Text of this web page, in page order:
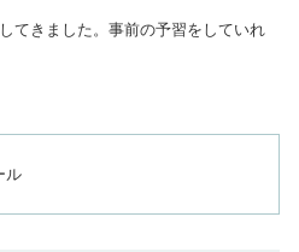
てきました。事前の予習をしていれ
ル